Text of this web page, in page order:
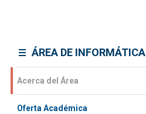
ÁREA DE INFORMÁTICA
Acerca del Área
Oferta Académica